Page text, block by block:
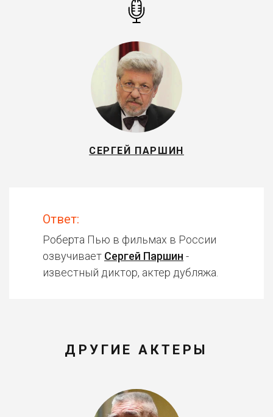
СЕРГЕЙ ПАРШИН
Ответ:
Роберта Пью в фильмах в России
озвучивает Сергей Паршин -
известный диктор, актер дубляжа.
ДРУГИЕ АКТЕРЫ